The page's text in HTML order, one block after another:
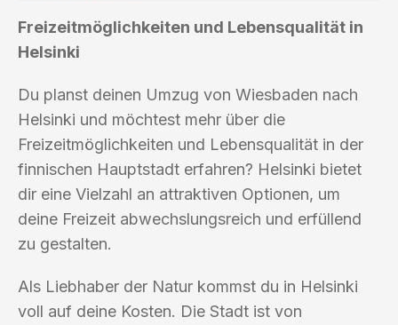
Freizeitmöglichkeiten und Lebensqualität in
Helsinki
Du planst deinen Umzug von Wiesbaden nach
Helsinki und möchtest mehr über die
Freizeitmöglichkeiten und Lebensqualität in der
finnischen Hauptstadt erfahren? Helsinki bietet
dir eine Vielzahl an attraktiven Optionen, um
deine Freizeit abwechslungsreich und erfüllend
zu gestalten.
Als Liebhaber der Natur kommst du in Helsinki
voll auf deine Kosten. Die Stadt ist von